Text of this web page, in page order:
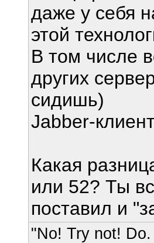
даже у себя
этой
В том числе
других
сидишь)
Jabber-
Какая
или 52? Ты
поставил и
"No! Try not!